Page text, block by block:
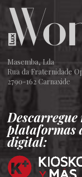
Masemba, Lda
Rua da Fraternidade
2790-162 Carnaxide
Descarregue
plataformas
digital: